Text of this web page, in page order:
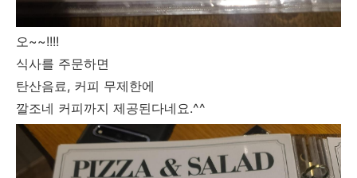
오~~!!!!
식사를 주문하면
탄산음료, 커피 무제한에
깔조네 커피까지 제공된다네요.^^